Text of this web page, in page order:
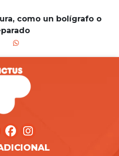
como un bolígrafo o